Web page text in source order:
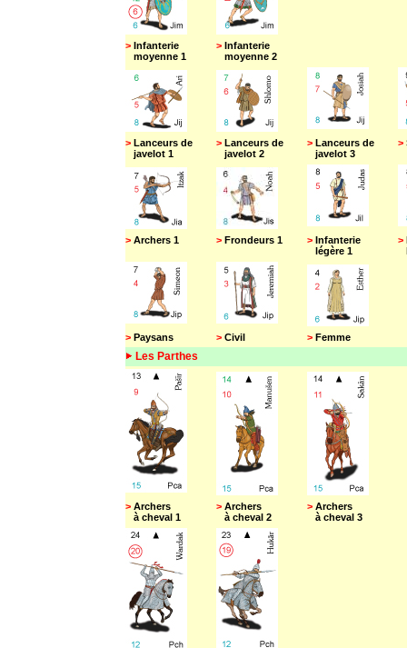
> Infanterie
moyenne 1
> Infanterie
moyenne 2
> Lanceurs de
javelot 1
> Lanceurs de
javelot 2
> Lanceurs de
javelot 3
>
> Archers 1 > Frondeurs 1 > Infanterie
légère 1
>
> Paysans > Civil > Femme
Les Parthes
> Archers
à cheval 1
> Archers
à cheval 2
> Archers
à cheval 3